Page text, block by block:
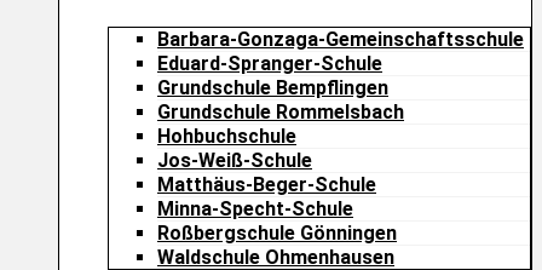
Barbara-Gonzaga-Gemeinschaftsschule
Eduard-Spranger-Schule
Grundschule Bempflingen
Grundschule Rommelsbach
Hohbuchschule
Jos-Weiß-Schule
Matthäus-Beger-Schule
Minna-Specht-Schule
Roßbergschule Gönningen
Waldschule Ohmenhausen